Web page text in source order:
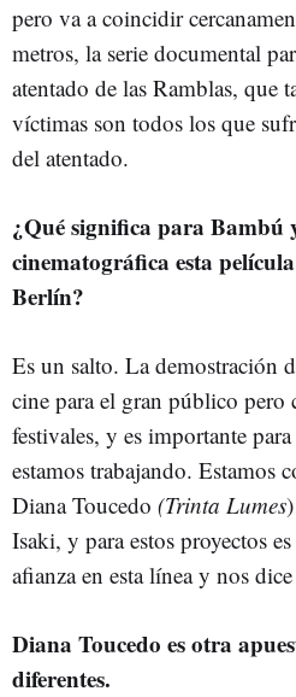
pero va a coincidir
metros, la serie documental
atentado de las Ramblas, que
víctimas son todos los que
del atentado.
¿Qué significa para Bambú
cinematográfica esta
Berlín?
Es un salto. La demostración
cine para el gran público pero
festivales, y es importante
estamos trabajando. Estamos
Diana Toucedo (Trinta Lumes
Isaki, y para estos proyectos
afianza en esta línea y nos
Diana Toucedo es otra
diferentes.